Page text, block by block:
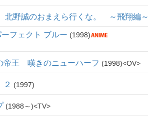
野誠のおまえら行くな。 ～飛翔編～
フェクト ブルー 1998
王 嘆きのニューハーフ 1998 OV
２ 1997
1988～ TV